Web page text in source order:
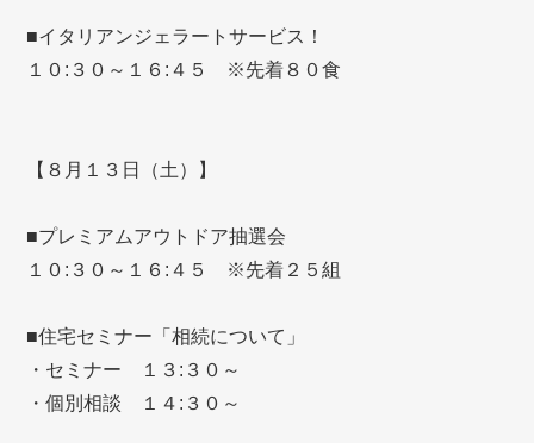
■イタリアンジェラートサービス！
１０:３０～１６:４５ ※先着８０食
【８月１３日（土）】
■プレミアムアウトドア抽選会
１０:３０～１６:４５ ※先着２５組
■住宅セミナー「相続について」
・セミナー １３:３０～
・個別相談 １４:３０～